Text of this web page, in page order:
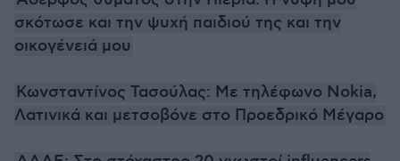
σκότωσε και την ψυχή παιδιού της και την
οικογένειά μου
Κωνσταντίνος Τασούλας: Με τηλέφωνο Nokia,
Λατινικά και μετσοβόνε στο Προεδρικό Μέγαρο